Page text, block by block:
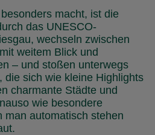
macht, ist die
das UNESCO-
wechseln zwischen
weitem Blick und
– und stoßen unterwegs
die sich wie kleine Highlights
charmante Städte und
wie besondere
man automatisch stehen